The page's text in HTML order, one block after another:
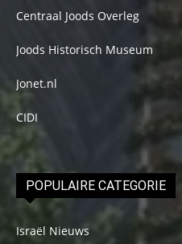
Centraal Joods Overleg
Joods Historisch Museum
Jonet.nl
CIDI
POPULAIRE CATEGORIE
Israël Nieuws